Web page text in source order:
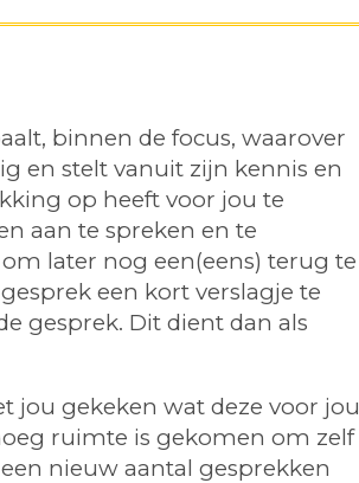
binnen de focus, waarover
en stelt vanuit zijn kennis en
op heeft voor jou te
aan te spreken en te
later nog een(eens) terug te
een kort verslagje te
gesprek. Dit dient dan als
jou gekeken wat deze voor jou
ruimte is gekomen om zelf
nieuw aantal gesprekken